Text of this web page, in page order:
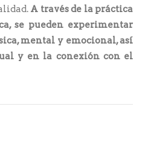
A través de la práctica
se pueden experimentar
mental y emocional, así
y en la conexión con el